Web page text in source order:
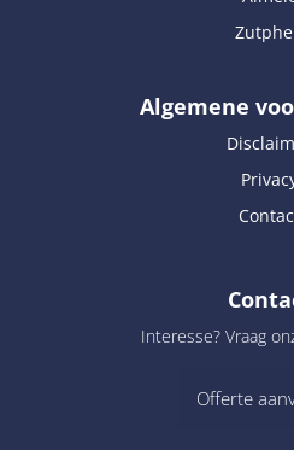
Algemene
Interesse? Vraag
Offerte